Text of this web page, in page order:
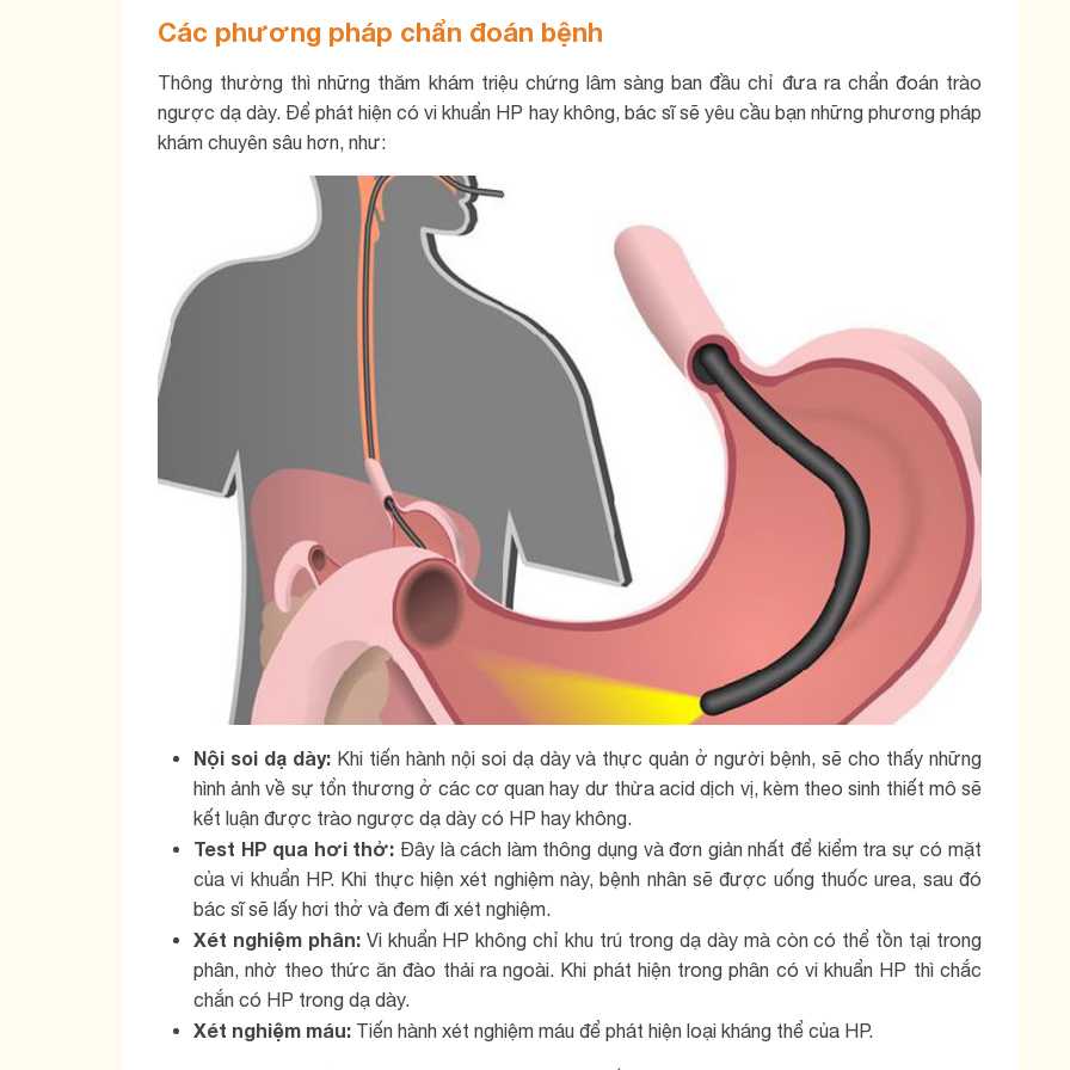
Các phương pháp chẩn đoán bệnh
Thông thường thì những thăm khám triệu chứng lâm sàng ban đầu chỉ đưa ra chẩn đoán trào
ngược dạ dày. Để phát hiện có vi khuẩn HP hay không, bác sĩ sẽ yêu cầu bạn những phương pháp
khám chuyên sâu hơn, như:
Nội soi dạ dày: Khi tiến hành nội soi dạ dày và thực quản ở người bệnh, sẽ cho thấy những
hình ảnh về sự tổn thương ở các cơ quan hay dư thừa acid dịch vị, kèm theo sinh thiết mô sẽ
kết luận được trào ngược dạ dày có HP hay không.
Test HP qua hơi thở: Đây là cách làm thông dụng và đơn giản nhất để kiểm tra sự có mặt
của vi khuẩn HP. Khi thực hiện xét nghiệm này, bệnh nhân sẽ được uống thuốc urea, sau đó
bác sĩ sẽ lấy hơi thở và đem đi xét nghiệm.
Xét nghiệm phân: Vi khuẩn HP không chỉ khu trú trong dạ dày mà còn có thể tồn tại trong
phân, nhờ theo thức ăn đào thải ra ngoài. Khi phát hiện trong phân có vi khuẩn HP thì chắc
chắn có HP trong dạ dày.
Xét nghiệm máu: Tiến hành xét nghiệm máu để phát hiện loại kháng thể của HP.